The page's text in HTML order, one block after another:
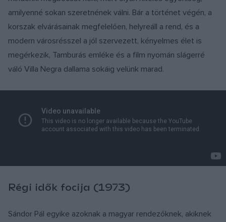
amilyenné sokan szeretnének válni. Bár a történet végén, a
korszak elvárásainak megfelelően, helyreáll a rend, és a
modern városrésszel a jól szervezett, kényelmes élet is
megérkezik, Tamburás emléke és a film nyomán slágerré
váló Villa Negra dallama sokáig velünk marad.
Régi idők focija (1973)
Sándor Pál egyike azoknak a magyar rendezőknek, akiknek